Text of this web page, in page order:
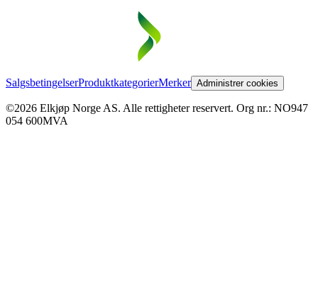
SalgsbetingelserProduktkategorierMerker Administrer cookies
©2026 Elkjøp Norge AS. Alle rettigheter reservert. Org nr.: NO947
054 600MVA